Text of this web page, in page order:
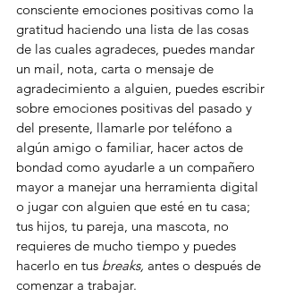
consciente emociones positivas como la
gratitud haciendo una lista de las cosas
de las cuales agradeces, puedes mandar
un mail, nota, carta o mensaje de
agradecimiento a alguien, puedes escribir
sobre emociones positivas del pasado y
del presente, llamarle por teléfono a
algún amigo o familiar, hacer actos de
bondad como ayudarle a un compañero
mayor a manejar una herramienta digital
o jugar con alguien que esté en tu casa;
tus hijos, tu pareja, una mascota, no
requieres de mucho tiempo y puedes
hacerlo en tus breaks, antes o después de
comenzar a trabajar.